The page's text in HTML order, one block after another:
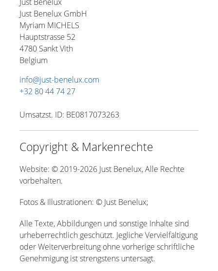
Just Benelux GmbH
Myriam MICHELS
Hauptstrasse 52
4780 Sankt Vith
Belgium
info@just-benelux.com
+32 80 44 74 27
Umsatzst. ID: BE0817073263
Copyright & Markenrechte
Website: © 2019-2026 Just Benelux, Alle Rechte
vorbehalten.
Fotos & Illustrationen: © Just Benelux;
Alle Texte, Abbildungen und sonstige Inhalte sind
urheberrechtlich geschützt. Jegliche Vervielfältigung
oder Weiterverbreitung ohne vorherige schriftliche
Genehmigung ist strengstens untersagt.